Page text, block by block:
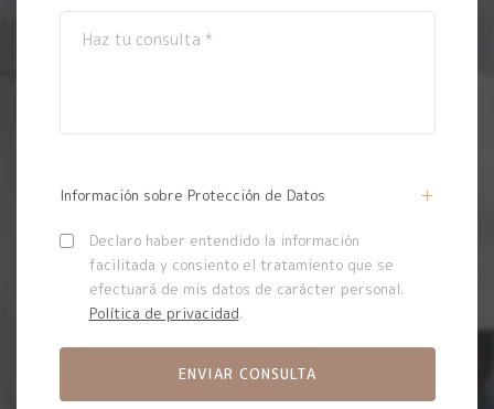
Información sobre Protección de Datos
Declaro haber entendido la información
facilitada y consiento el tratamiento que se
efectuará de mis datos de carácter personal.
Política de privacidad.